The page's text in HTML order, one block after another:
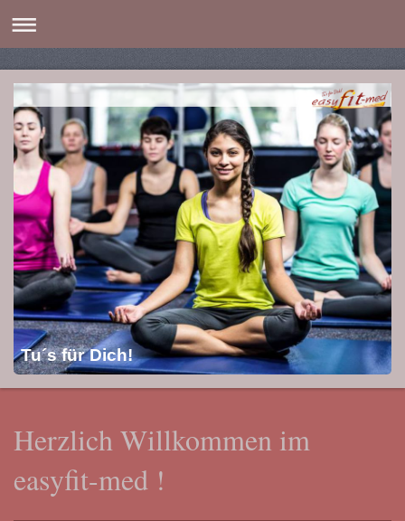
Tu´s für Dich!
Herzlich Willkommen im
easyfit-med !